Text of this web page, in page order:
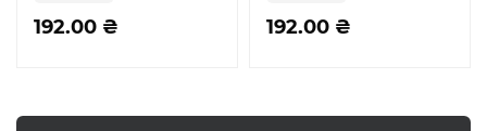
192.00 ₴ 192.00 ₴